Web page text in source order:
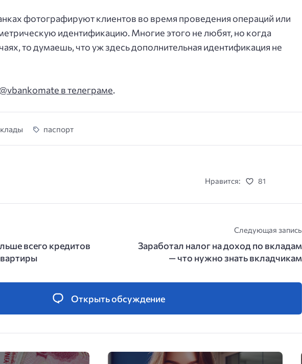
фотографируют клиентов во время проведения операций или
идентификацию. Многие этого не любят, но когда
то думаешь, что уж здесь дополнительная идентификация не
@vbankomate в телеграме.
паспорт
Нравится:
81
всего кредитов
Следующая запись
Заработал налог на доход по вкладам
— что нужно знать вкладчикам
Открыть обсуждение